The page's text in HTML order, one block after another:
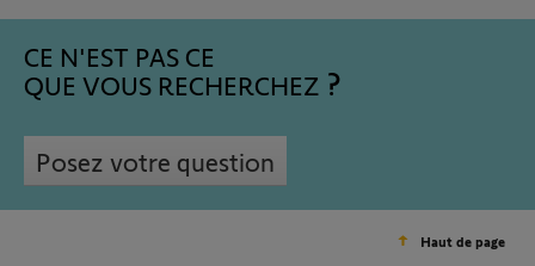
CE N'EST PAS CE
QUE VOUS RECHERCHEZ
Posez votre question
Haut de page